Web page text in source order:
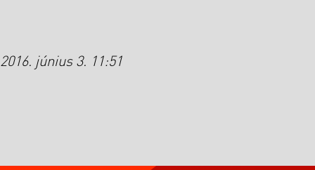
2016. június 3. 11:51